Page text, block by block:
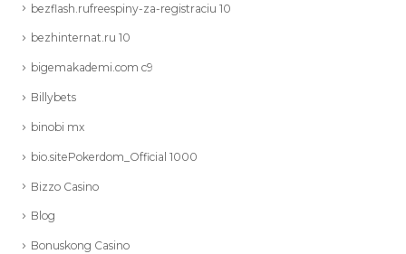
bezflash.rufreespiny-za-registraciu 10
bezhinternat.ru 10
bigemakademi.com c9
Billybets
binobi mx
bio.sitePokerdom_Official 1000
Bizzo Casino
Blog
Bonuskong Casino